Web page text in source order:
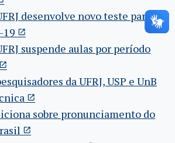
desenvolve novo teste para
19
suspende aulas por período
da UFRJ, USP e UnB
sobre pronunciamento do